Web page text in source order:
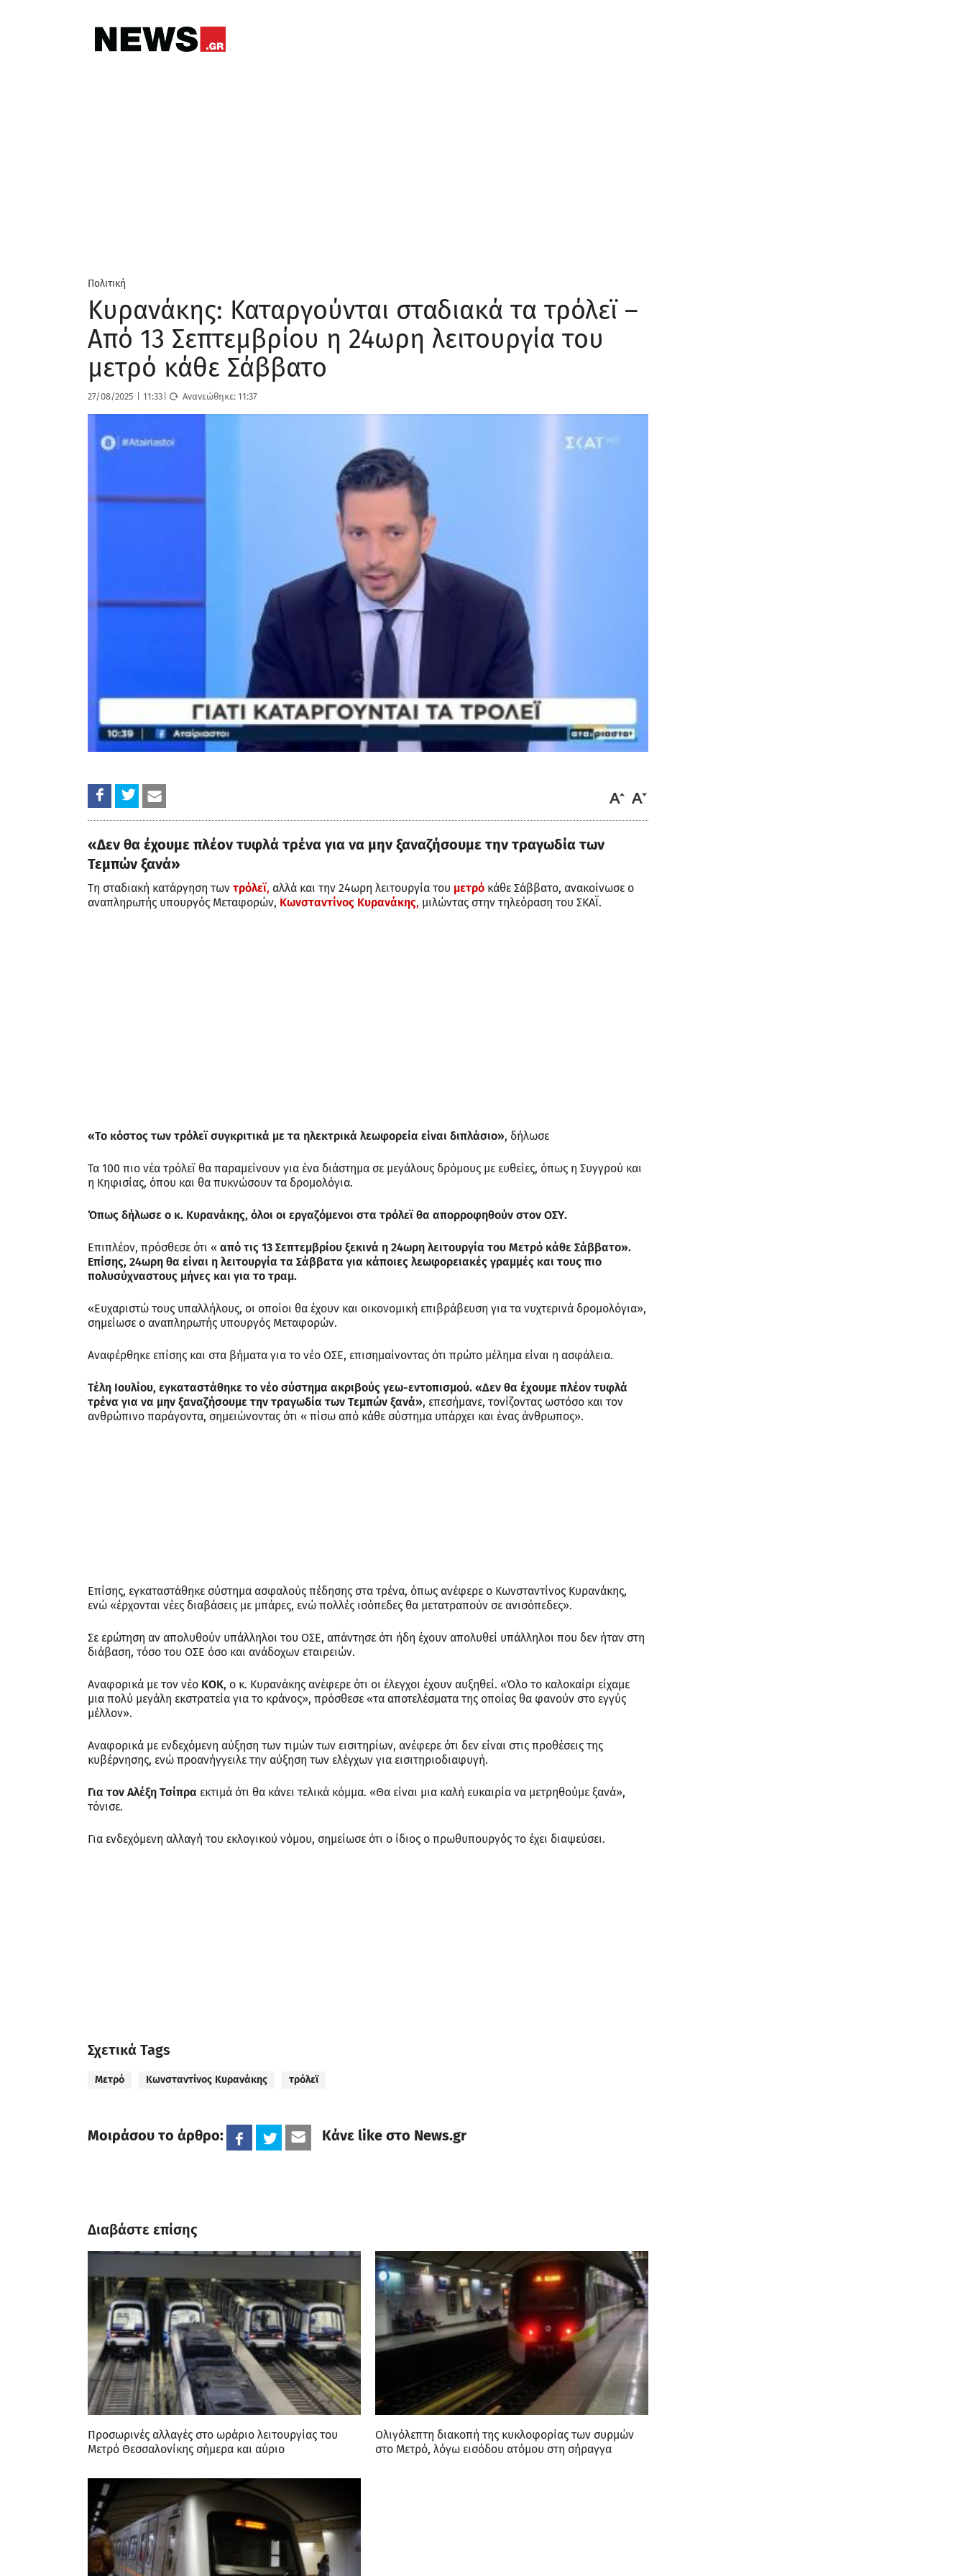
Πολιτική
Κυρανάκης: Καταργούνται σταδιακά τα τρόλεϊ –
Από 13 Σεπτεμβρίου η 24ωρη λειτουργία του
μετρό κάθε Σάββατο
27/08/2025 11:33 Ανανεώθηκε:11:37
«Δεν θα έχουμε πλέον τυφλά τρένα για να μην ξαναζήσουμε την τραγωδία των
Τεμπών ξανά»
Τη σταδιακή κατάργηση των τρόλεϊ, αλλά και την 24ωρη λειτουργία του μετρό κάθε Σάββατο, ανακοίνωσε ο
αναπληρωτής υπουργός Μεταφορών, Κωνσταντίνος Κυρανάκης, μιλώντας στην τηλεόραση του ΣΚΑΪ.
«Το κόστος των τρόλεϊ συγκριτικά με τα ηλεκτρικά λεωφορεία είναι διπλάσιο», δήλωσε
Τα 100 πιο νέα τρόλεϊ θα παραμείνουν για ένα διάστημα σε μεγάλους δρόμους με ευθείες, όπως η Συγγρού και
η Κηφισίας, όπου και θα πυκνώσουν τα δρομολόγια.
Όπως δήλωσε ο κ. Κυρανάκης, όλοι οι εργαζόμενοι στα τρόλεϊ θα απορροφηθούν στον ΟΣΥ.
Επιπλέον, πρόσθεσε ότι « από τις 13 Σεπτεμβρίου ξεκινά η 24ωρη λειτουργία του Μετρό κάθε Σάββατο».
Επίσης, 24ωρη θα είναι η λειτουργία τα Σάββατα για κάποιες λεωφορειακές γραμμές και τους πιο
πολυσύχναστους μήνες και για το τραμ.
«Ευχαριστώ τους υπαλλήλους, οι οποίοι θα έχουν και οικονομική επιβράβευση για τα νυχτερινά δρομολόγια»,
σημείωσε ο αναπληρωτής υπουργός Μεταφορών.
Αναφέρθηκε επίσης και στα βήματα για το νέο ΟΣΕ, επισημαίνοντας ότι πρώτο μέλημα είναι η ασφάλεια.
Τέλη Ιουλίου, εγκαταστάθηκε το νέο σύστημα ακριβούς γεω-εντοπισμού. «Δεν θα έχουμε πλέον τυφλά
τρένα για να μην ξαναζήσουμε την τραγωδία των Τεμπών ξανά», επεσήμανε, τονίζοντας ωστόσο και τον
ανθρώπινο παράγοντα, σημειώνοντας ότι « πίσω από κάθε σύστημα υπάρχει και ένας άνθρωπος».
Επίσης, εγκαταστάθηκε σύστημα ασφαλούς πέδησης στα τρένα, όπως ανέφερε ο Κωνσταντίνος Κυρανάκης,
ενώ «έρχονται νέες διαβάσεις με μπάρες, ενώ πολλές ισόπεδες θα μετατραπούν σε ανισόπεδες».
Σε ερώτηση αν απολυθούν υπάλληλοι του ΟΣΕ, απάντησε ότι ήδη έχουν απολυθεί υπάλληλοι που δεν ήταν στη
διάβαση, τόσο του ΟΣΕ όσο και ανάδοχων εταιρειών.
Αναφορικά με τον νέο ΚΟΚ, ο κ. Κυρανάκης ανέφερε ότι οι έλεγχοι έχουν αυξηθεί. «Όλο το καλοκαίρι είχαμε
μια πολύ μεγάλη εκστρατεία για το κράνος», πρόσθεσε «τα αποτελέσματα της οποίας θα φανούν στο εγγύς
μέλλον».
Αναφορικά με ενδεχόμενη αύξηση των τιμών των εισιτηρίων, ανέφερε ότι δεν είναι στις προθέσεις της
κυβέρνησης, ενώ προανήγγειλε την αύξηση των ελέγχων για εισιτηριοδιαφυγή.
Για τον Αλέξη Τσίπρα εκτιμά ότι θα κάνει τελικά κόμμα. «Θα είναι μια καλή ευκαιρία να μετρηθούμε ξανά»,
τόνισε.
Για ενδεχόμενη αλλαγή του εκλογικού νόμου, σημείωσε ότι ο ίδιος ο πρωθυπουργός το έχει διαψεύσει.
Σχετικά Tags
Μετρό Κωνσταντίνος Κυρανάκης τρόλεϊ
Μοιράσου το άρθρο: Κάνε like στο News.gr
Διαβάστε επίσης
Προσωρινές αλλαγές στο ωράριο λειτουργίας του
Μετρό Θεσσαλονίκης σήμερα και αύριο
Oλιγόλεπτη διακοπή της κυκλοφορίας των συρμών
στο Μετρό, λόγω εισόδου ατόμου στη σήραγγα